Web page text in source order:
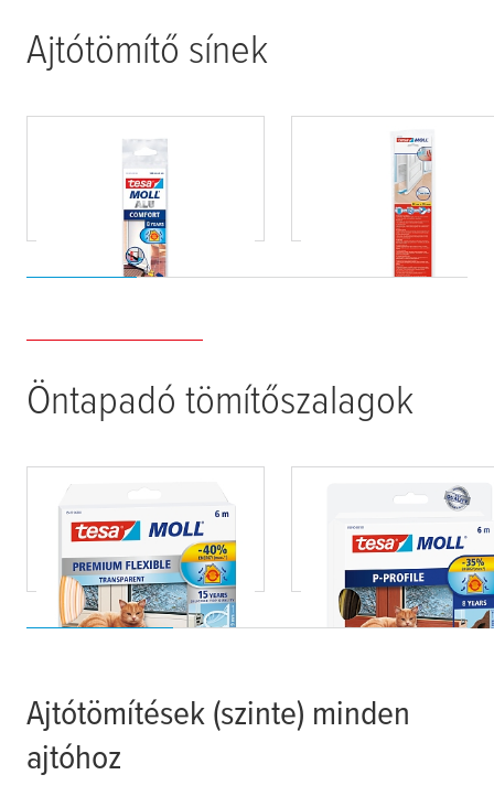
Ajtótömítő sínek
moll® komfort
ajtóseprű
moll® double roll
ajtótömítő
Öntapadó tömítőszalagok
tesa moll® Premium
Flexible
moll® P-Profil
Ajtótömítések (szinte) minden
ajtóhoz